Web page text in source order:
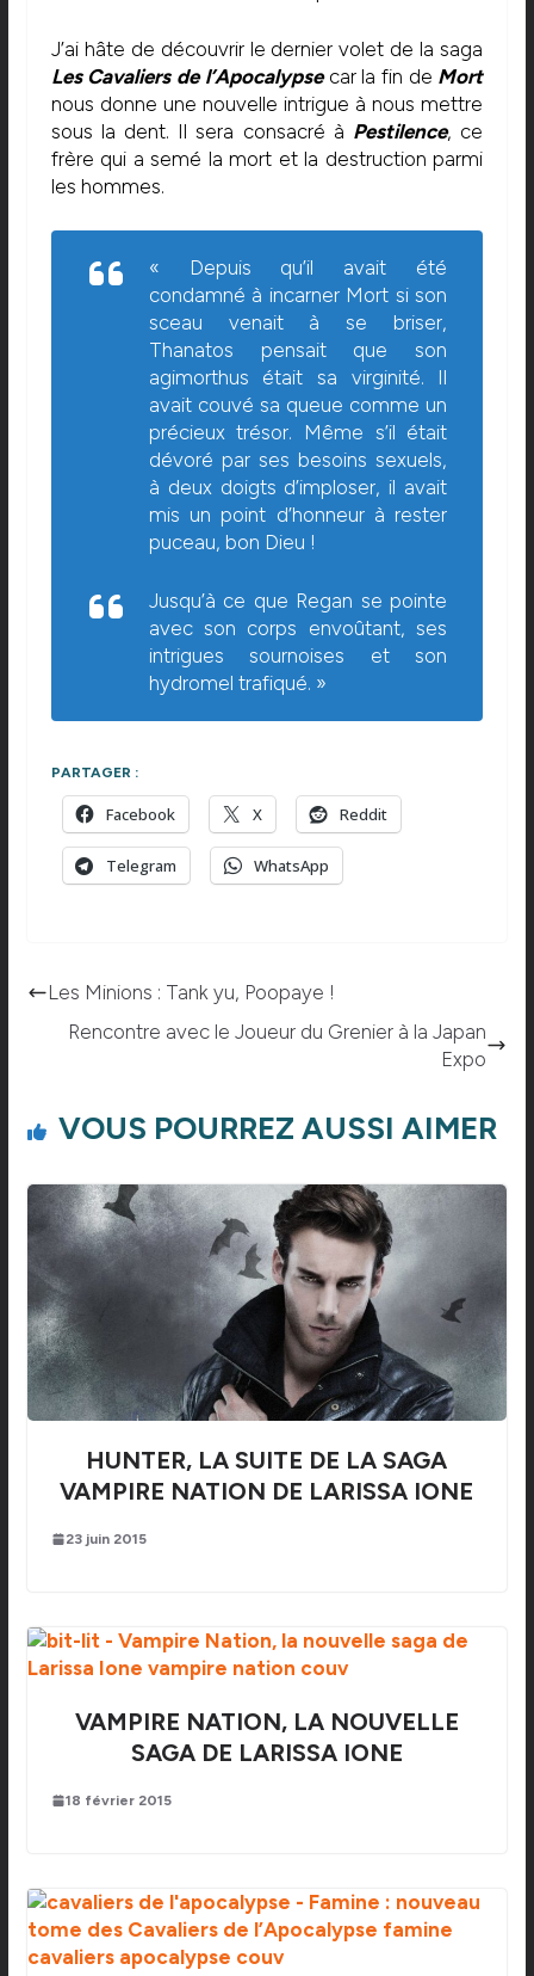
J’ai hâte de découvrir le dernier volet de la saga
Les Cavaliers de l’Apocalypsecar la fin de Mort
nous donne une nouvelle intrigue à nous mettre
sous la dent. Il sera consacré à Pestilence, ce
frère qui a semé la mort et la destruction parmi
les hommes.
« Depuis qu’il avait été
condamné à incarner Mort si son
sceau venait à se briser,
Thanatos pensait que son
agimorthus était sa virginité. Il
avait couvé sa queue comme un
précieux trésor. Même s’il était
dévoré par ses besoins sexuels,
à deux doigts d’imploser, il avait
mis un point d’honneur à rester
puceau, bon Dieu !
Jusqu’à ce que Regan se pointe
avec son corps envoûtant, ses
intrigues sournoises et son
hydromel trafiqué. »
PARTAGER :
Facebook X Reddit
Telegram WhatsApp
Les Minions : Tank yu, Poopaye !
Rencontre avec le Joueur du Grenier à la Japan
Expo
VOUS POURREZ AUSSI AIMER
HUNTER, LA SUITE DE LA SAGA
VAMPIRE NATION DE LARISSA IONE
23 juin 2015
VAMPIRE NATION, LA NOUVELLE
SAGA DE LARISSA IONE
18 février 2015